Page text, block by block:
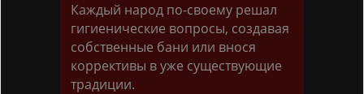
Каждый народ по-своему решал
гигиенические вопросы, создавая
собственные бани или внося
коррективы в уже существующие
традиции.